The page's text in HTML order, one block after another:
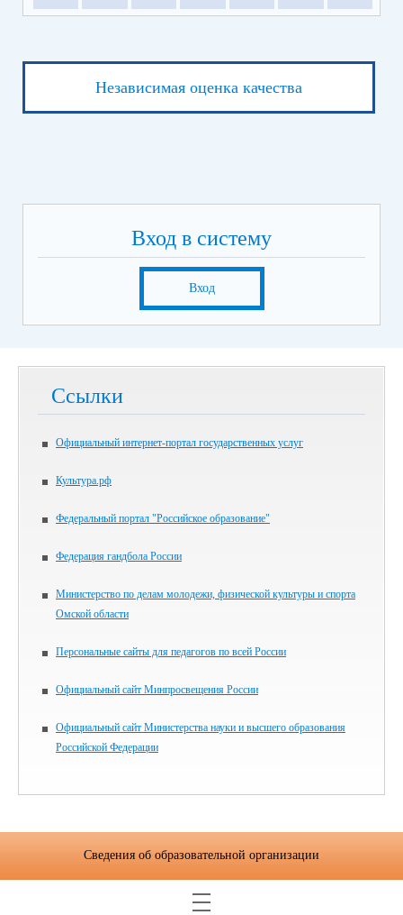
Независимая оценка качества
Вход в систему
Вход
Ссылки
Официальный интернет-портал государственных услуг
Культура.рф
Федеральный портал "Российское образование"
Федерация гандбола России
Министерство по делам молодежи, физической культуры и спорта
Омской области
Персональные сайты для педагогов по всей России
Официальный сайт Минпросвещения России
Официальный сайт Министерства науки и высшего образования
Российской Федерации
Сведения об образовательной организации